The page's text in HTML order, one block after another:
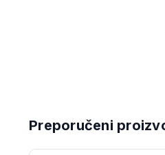
Preporučeni